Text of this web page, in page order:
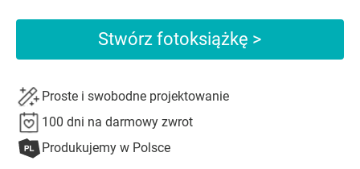
Stwórz fotoksiążkę >
Proste i swobodne projektowanie
100 dni na darmowy zwrot
Produkujemy w Polsce